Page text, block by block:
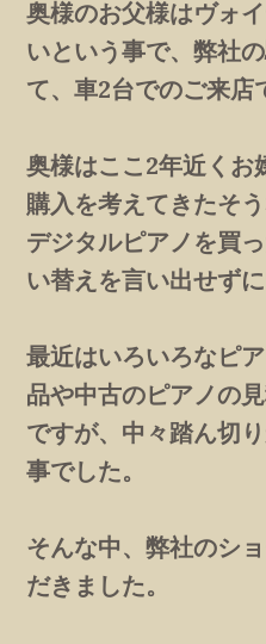
奥様のお父様はヴォ
いという事で、弊社
て、車2台でのご来店
奥様はここ2年近くお
購入を考えてきたそ
デジタルピアノを買
い替えを言い出せずに
最近はいろいろなピ
品や中古のピアノの
ですが、中々踏ん切
事でした。
そんな中、弊社のシ
だきました。